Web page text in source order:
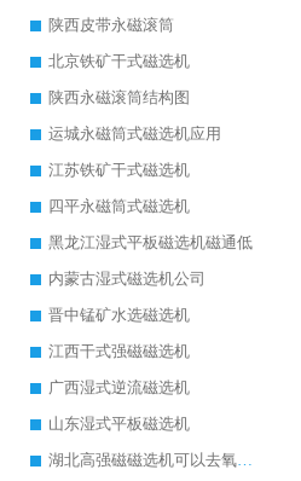
陕西皮带永磁滚筒
北京铁矿干式磁选机
陕西永磁滚筒结构图
运城永磁筒式磁选机应用
江苏铁矿干式磁选机
四平永磁筒式磁选机
黑龙江湿式平板磁选机磁通低
内蒙古湿式磁选机公司
晋中锰矿水选磁选机
江西干式强磁磁选机
广西湿式逆流磁选机
山东湿式平板磁选机
湖北高强磁磁选机可以去氧化铝